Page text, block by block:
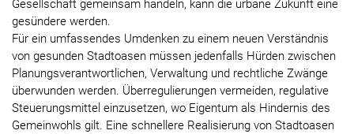
Gesellschaft gemeinsam handeln, kann die urbane Zukunft eine
gesündere werden.
Für ein umfassendes Umdenken zu einem neuen Verständnis
von gesunden Stadtoasen müssen jedenfalls Hürden zwischen
Planungsverantwortlichen, Verwaltung und rechtliche Zwänge
überwunden werden. Überregulierungen vermeiden, regulative
Steuerungsmittel einzusetzen, wo Eigentum als Hindernis des
Gemeinwohls gilt. Eine schnellere Realisierung von Stadtoasen